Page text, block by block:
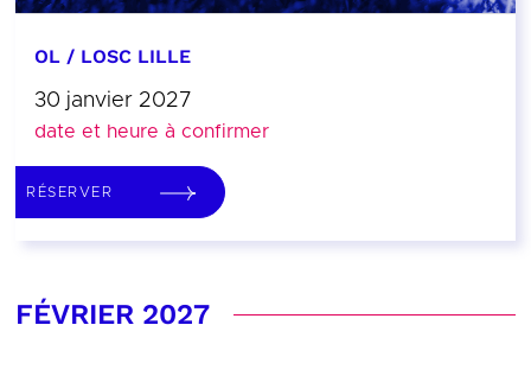
OL / LOSC LILLE
30 janvier 2027
date et heure à confirmer
RÉSERVER
FÉVRIER 2027